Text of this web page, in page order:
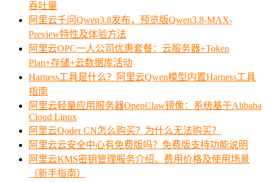
吞吐量
阿里云千问Qwen3.8发布，预览版Qwen3.8-MAX-
Preview特性及体验方法
阿里云OPC一人公司优惠套餐：云服务器+Token
Plan+存储+云数据库活动
Harness工具是什么？阿里云Qwen模型内置Harness工具
指南
阿里云轻量应用服务器OpenClaw镜像：系统基于Alibaba
Cloud Linux
阿里云Qoder CN怎么购买？为什么无法购买？
阿里云云安全中心有免费版吗？免费版支持功能说明
阿里云KMS密钥管理服务介绍、费用价格及使用场景
（新手指南）